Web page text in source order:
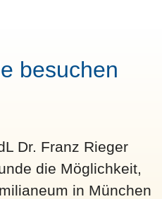
besuchen
Dr. Franz Rieger
die Möglichkeit,
in München